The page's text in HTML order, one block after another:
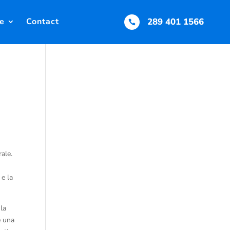
Contact  289 401 1566
la
una